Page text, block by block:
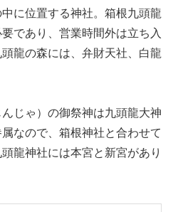
に位置する神社。箱根九頭龍
であり、営業時間外は立ち入
龍の森には、弁財天社、白龍
じゃ）の御祭神は九頭龍大神
なので、箱根神社と合わせて
龍神社には本宮と新宮があり